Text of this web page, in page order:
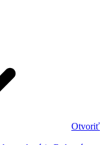
Otvoriť